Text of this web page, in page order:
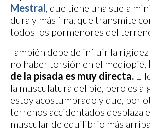
Mestral, que tiene una suela
dura y más fina, que transmite
todos los pormenores del
También debe de influir la
no haber torsión en el mediopié,
de la pisada es muy directa.
la musculatura del pie, pero es
estoy acostumbrado y que, por
terrenos accidentados desplaza
muscular de equilibrio más